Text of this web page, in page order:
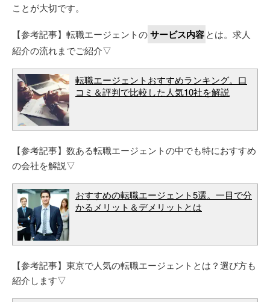
ことが大切です。
【参考記事】転職エージェントのサービス内容とは。求人
紹介の流れまでご紹介▽
転職エージェントおすすめランキング。口
コミ＆評判で比較した人気10社を解説
【参考記事】数ある転職エージェントの中でも特におすすめ
の会社を解説▽
おすすめの転職エージェント5選。一目で分
かるメリット＆デメリットとは
【参考記事】東京で人気の転職エージェントとは？選び方も
紹介します▽